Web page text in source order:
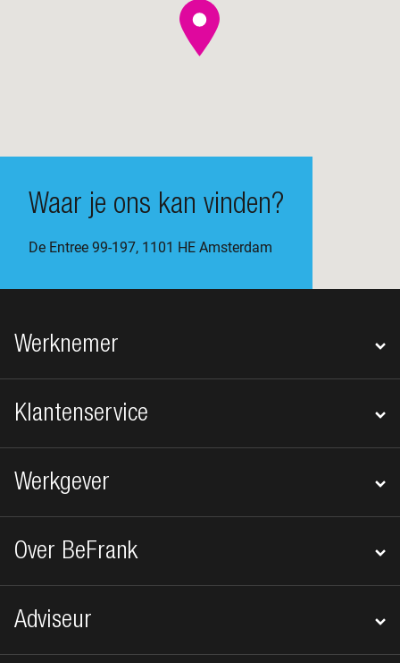
Waar je ons kan vinden?
De Entree 99-197, 1101 HE Amsterdam
Footer navigatie
Werknemer
Klantenservice
Werkgever
Over BeFrank
Adviseur